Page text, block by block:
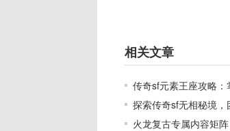
相关文章
传奇sf元素王座攻略
探索传奇sf无相秘境
火龙复古专属内容矩